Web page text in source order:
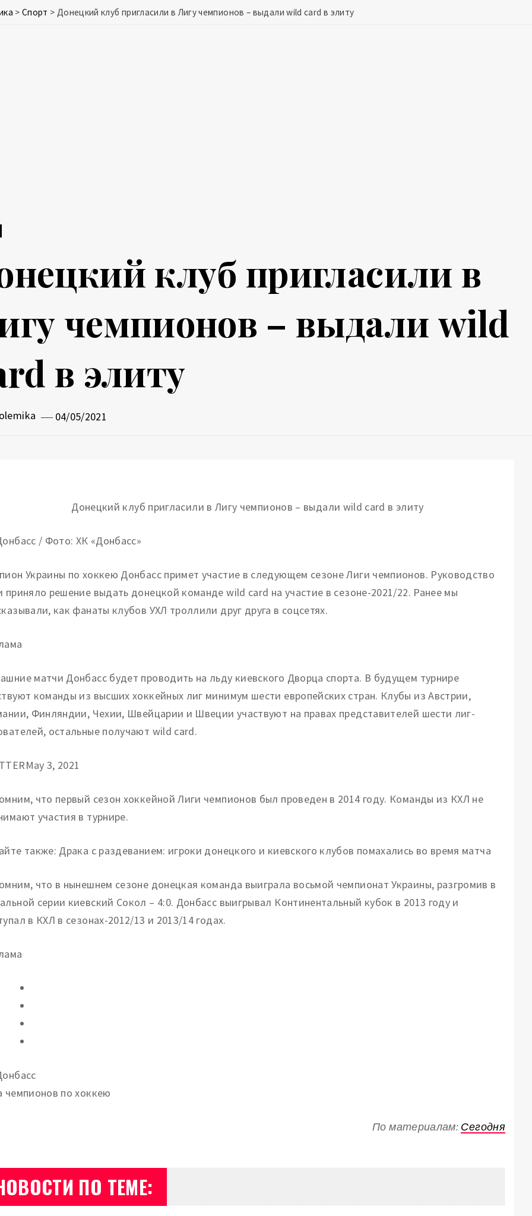
> Спорт > Донецкий клуб пригласили в Лигу чемпионов – выдали wild card в элиту
клуб пригласили в
чемпионов – выдали wild
в элиту
04/05/2021
/ Фото: ХК «Донбасс»
Украины по хоккею Донбасс примет участие в следующем сезоне Лиги чемпионов. Руководство
приняло решение выдать донецкой команде wild card на участие в сезоне-2021/22. Ранее мы
как фанаты клубов УХЛ троллили друг друга в соцсетях.
матчи Донбасс будет проводить на льду киевского Дворца спорта. В будущем турнире
команды из высших хоккейных лиг минимум шести европейских стран. Клубы из Австрии,
Финляндии, Чехии, Швейцарии и Швеции участвуют на правах представителей шести лиг-
остальные получают wild card.
3, 2021
что первый сезон хоккейной Лиги чемпионов был проведен в 2014 году. Команды из КХЛ не
участия в турнире.
также: Драка с раздеванием: игроки донецкого и киевского клубов помахались во время матча
что в нынешнем сезоне донецкая команда выиграла восьмой чемпионат Украины, разгромив в
серии киевский Сокол – 4:0. Донбасс выигрывал Континентальный кубок в 2013 году и
в КХЛ в сезонах-2012/13 и 2013/14 годах.
чемпионов по хоккею
По материалам: Сегодня
ПО ТЕМЕ: